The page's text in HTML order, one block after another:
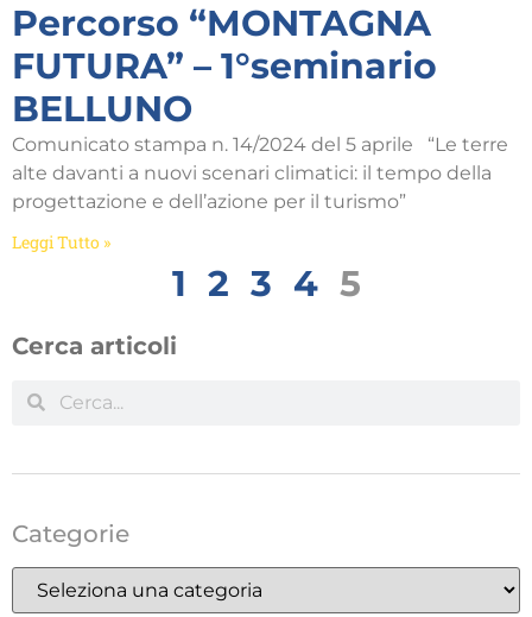
Percorso “MONTAGNA
FUTURA” – 1°seminario
BELLUNO
Comunicato stampa n. 14/2024 del 5 aprile “Le terre
alte davanti a nuovi scenari climatici: il tempo della
progettazione e dell’azione per il turismo”
Leggi Tutto »
1 2 3 4 5
Cerca articoli
Categorie